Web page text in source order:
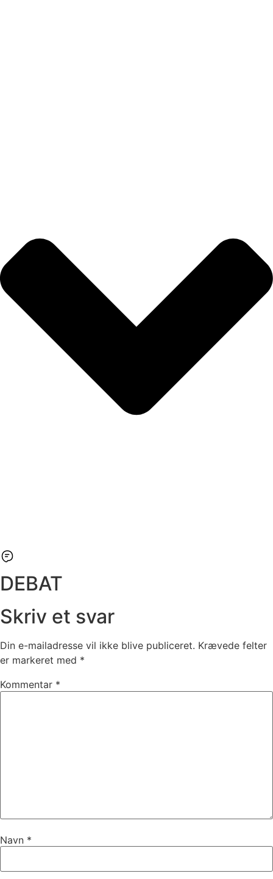
DEBAT
Skriv et svar
Din e-mailadresse vil ikke blive publiceret. Krævede felter
er markeret med *
Kommentar *
Navn *